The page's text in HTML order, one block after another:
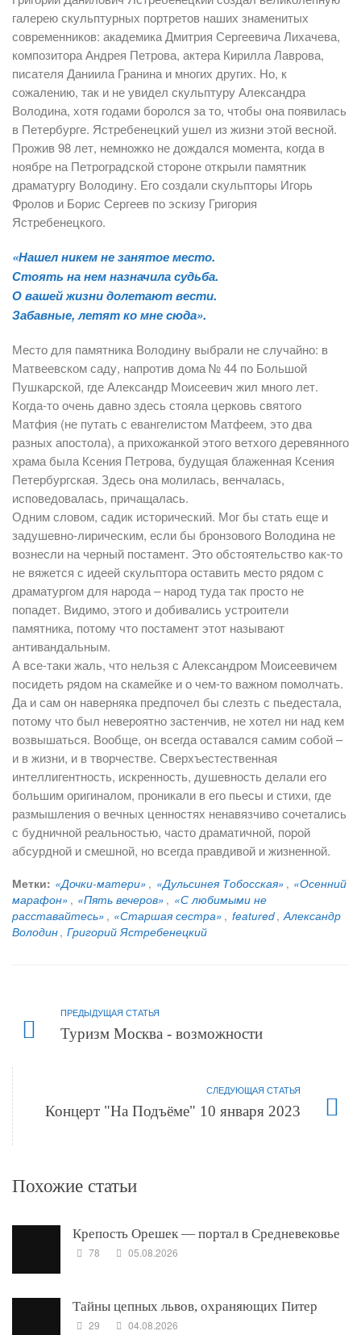
галерею скульптурных портретов наших знаменитых
современников: академика Дмитрия Сергеевича Лихачева,
композитора Андрея Петрова, актера Кирилла Лаврова,
писателя Даниила Гранина и многих других. Но, к
сожалению, так и не увидел скульптуру Александра
Володина, хотя годами боролся за то, чтобы она появилась
в Петербурге. Ястребенецкий ушел из жизни этой весной.
Прожив 98 лет, немножко не дождался момента, когда в
ноябре на Петроградской стороне открыли памятник
драматургу Володину. Его создали скульпторы Игорь
Фролов и Борис Сергеев по эскизу Григория
Ястребенецкого.
«Нашел никем не занятое место.
Стоять на нем назначила судьба.
О вашей жизни долетают вести.
Забавные, летят ко мне сюда».
Место для памятника Володину выбрали не случайно: в
Матвеевском саду, напротив дома № 44 по Большой
Пушкарской, где Александр Моисеевич жил много лет.
Когда-то очень давно здесь стояла церковь святого
Матфия (не путать с евангелистом Матфеем, это два
разных апостола), а прихожанкой этого ветхого деревянного
храма была Ксения Петрова, будущая блаженная Ксения
Петербургская. Здесь она молилась, венчалась,
исповедовалась, причащалась.
Одним словом, садик исторический. Мог бы стать еще и
задушевно-лирическим, если бы бронзового Володина не
вознесли на черный постамент. Это обстоятельство как-то
не вяжется с идеей скульптора оставить место рядом с
драматургом для народа – народ туда так просто не
попадет. Видимо, этого и добивались устроители
памятника, потому что постамент этот называют
антивандальным.
А все-таки жаль, что нельзя с Александром Моисеевичем
посидеть рядом на скамейке и о чем-то важном помолчать.
Да и сам он наверняка предпочел бы слезть с пьедестала,
потому что был невероятно застенчив, не хотел ни над кем
возвышаться. Вообще, он всегда оставался самим собой –
и в жизни, и в творчестве. Сверхъестественная
интеллигентность, искренность, душевность делали его
большим оригиналом, проникали в его пьесы и стихи, где
размышления о вечных ценностях ненавязчиво сочетались
с будничной реальностью, часто драматичной, порой
абсурдной и смешной, но всегда правдивой и жизненной.
Метки: «Дочки-матери» , «Дульсинея Тобосская» , «Осенний
марафон» , «Пять вечеров» , «С любимыми не
расставайтесь» , «Старшая сестра» , featured, Александр
Володин, Григорий Ястребенецкий
ПРЕДЫДУЩАЯ СТАТЬЯ
Туризм Москва - возможности
СЛЕДУЮЩАЯ СТАТЬЯ
Концерт "На Подъёме" 10 января 2023
Похожие статьи
Крепость Орешек — портал в Средневековье
78 05.08.2026
Тайны цепных львов, охраняющих Питер
29 04.08.2026